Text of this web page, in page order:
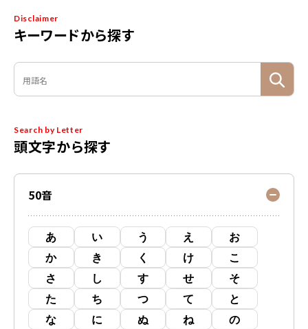
Disclaimer
キーワードから探す
Search by Letter
頭文字から探す
50音
あ い う え
お
か
き く け
こ
さ
し す せ
そ
た
ち つ て
と
な
に ぬ ね
の